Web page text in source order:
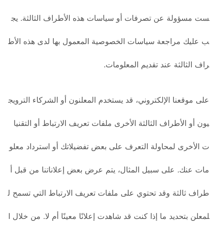
ست مسؤولة عن تصرفات أو سياسات هذه الأطراف الثالثة. يج
ب عليك مراجعة سياسات الخصوصية المعمول بها لدى هذه الأط
راف الثالثة عند تقديم المعلومات.
على موقعنا الإلكتروني، قد يستخدم المعلنون أو الشركاء الترويج
يون أو الأطراف الثالثة الأخرى ملفات تعريف الارتباط أو التقنيا
ت الأخرى لمحاولة التعرف على بعض تفضيلاتك أو استرداد معلو
مات عنك. على سبيل المثال، يتم عرض بعض إعلاناتنا من قبل أ
طراف ثالثة وقد تحتوي على ملفات تعريف الارتباط التي تسمح ل
لمعلن بتحديد ما إذا كنت قد شاهدت إعلانًا معينًا أم لا. من خلال ا